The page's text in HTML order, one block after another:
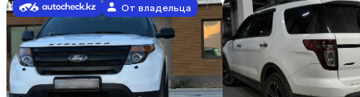
От владельца